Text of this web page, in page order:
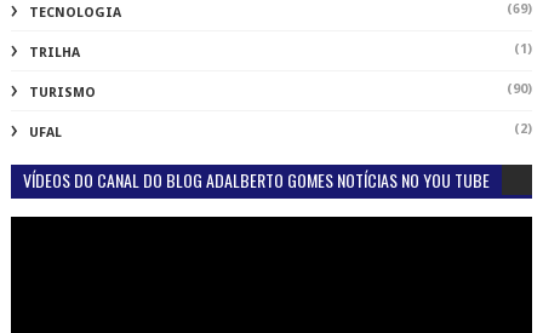
TECNOLOGIA (69)
TRILHA (1)
TURISMO (90)
UFAL (2)
VÍDEOS DO CANAL DO BLOG ADALBERTO GOMES NOTÍCIAS NO YOU TUBE